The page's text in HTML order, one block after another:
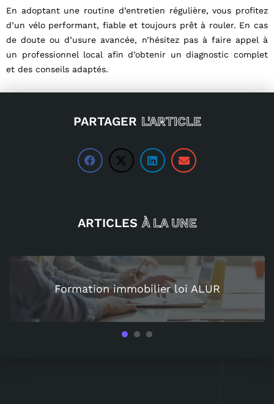
En adoptant une routine d’entretien régulière, vous profitez
d’un vélo performant, fiable et toujours prêt à rouler. En cas
de doute ou d’usure avancée, n’hésitez pas à faire appel à
un professionnel local afin d’obtenir un diagnostic complet
et des conseils adaptés.
PARTAGER L'ARTICLE
ARTICLES À LA UNE
Formation immobilier loi ALUR